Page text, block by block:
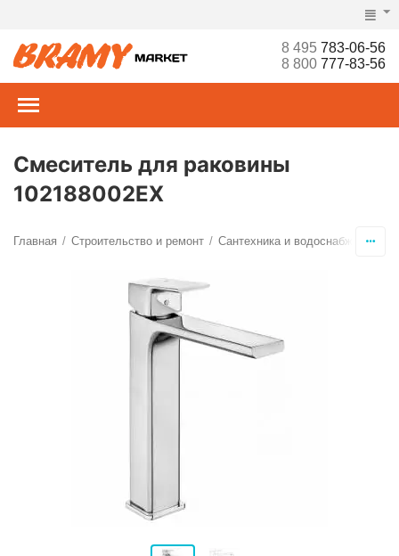
8 495783-06-56
8 800777-83-56
Смеситель для раковины
102188002EX
Главная / Строительство и ремонт / Сантехника и водоснабжение